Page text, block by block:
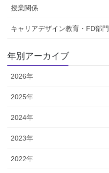
授業関係
キャリアデザイン教育・FD部門
年別アーカイブ
2026年
2025年
2024年
2023年
2022年